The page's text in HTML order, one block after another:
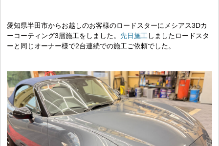
愛知県半田市からお越しのお客様のロードスターにメシアス3Dカ
ーコーティング3層施工をしました。先日施工しましたロードスタ
ーと同じオーナー様で2台連続での施工ご依頼でした。